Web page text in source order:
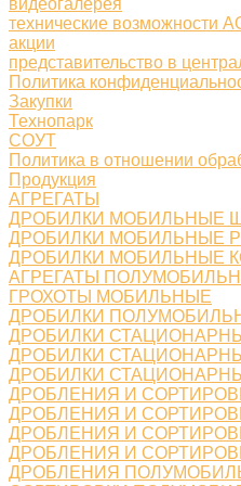
видеогалерея
технические возможности
акции
представительство в
Политика
Закупки
Технопарк
СОУТ
Политика в отношении
Продукция
АГРЕГАТЫ
ДРОБИЛКИ МОБИЛЬНЫЕ
ДРОБИЛКИ МОБИЛЬНЫЕ
ДРОБИЛКИ МОБИЛЬНЫЕ
АГРЕГАТЫ
ГРОХОТЫ МОБИЛЬНЫЕ
ДРОБИЛКИ
ДРОБИЛКИ
ДРОБИЛКИ
ДРОБИЛКИ
ДРОБЛЕНИЯ И
ДРОБЛЕНИЯ И
ДРОБЛЕНИЯ И
ДРОБЛЕНИЯ И
ДРОБЛЕНИЯ